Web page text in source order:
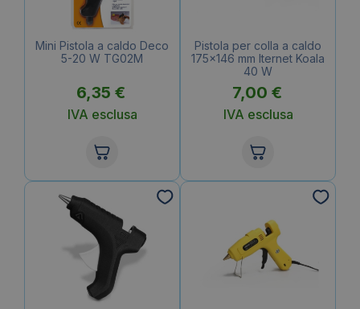
Mini Pistola a caldo Deco
5-20 W TG02M
6,35 €
IVA esclusa
Pistola per colla a caldo
175×146 mm Iternet Koala
40 W
7,00 €
IVA esclusa